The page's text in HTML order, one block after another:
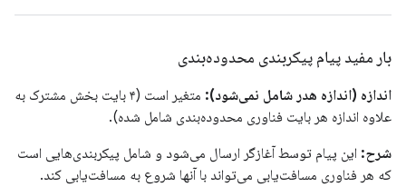
بار مفید پیام پیکربندی محدوده‌بندی
اندازه (اندازه هدر شامل نمی‌شود):
متغیر است (۴ بایت بخش مشترک به
علاوه اندازه هر بایت فناوری محدوده‌بندی شامل شده).
شرح: این پیام توسط آغازگر ارسال می‌شود و شامل پیکربندی‌هایی است
که هر فناوری مسافت‌یابی می‌تواند با آنها شروع به مسافت‌یابی کند.